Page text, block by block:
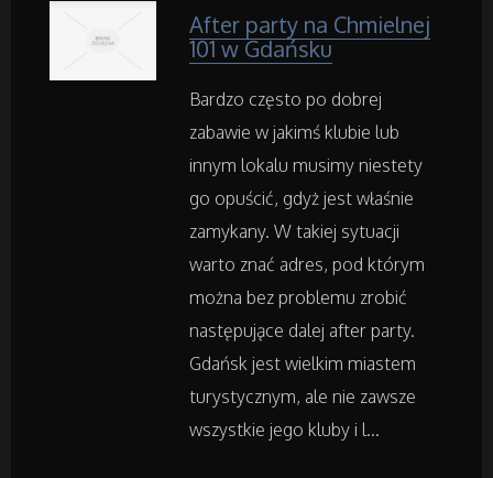
Podróże
Wellness
Dietetyka, Odchudzanie
Kosmetyki
Leczenie
Salony Kosmetyczne
Sprzęt Medyczny
After party na Chmielnej
101 w Gdańsku
Bardzo często po dobrej
zabawie w jakimś klubie lub
innym lokalu musimy niestety
go opuścić, gdyż jest właśnie
zamykany. W takiej sytuacji
warto znać adres, pod którym
można bez problemu zrobić
następujące dalej after party.
Gdańsk jest wielkim miastem
turystycznym, ale nie zawsze
wszystkie jego kluby i l...